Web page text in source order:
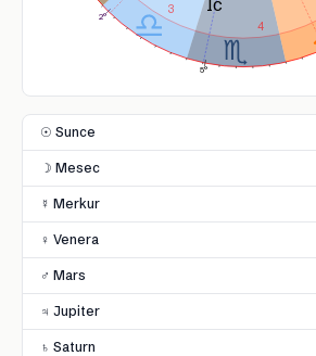
3
4
2°
5°
☉ Sunce
☽ Mesec
☿ Merkur
♀ Venera
♂ Mars
♃ Jupiter
♄ Saturn